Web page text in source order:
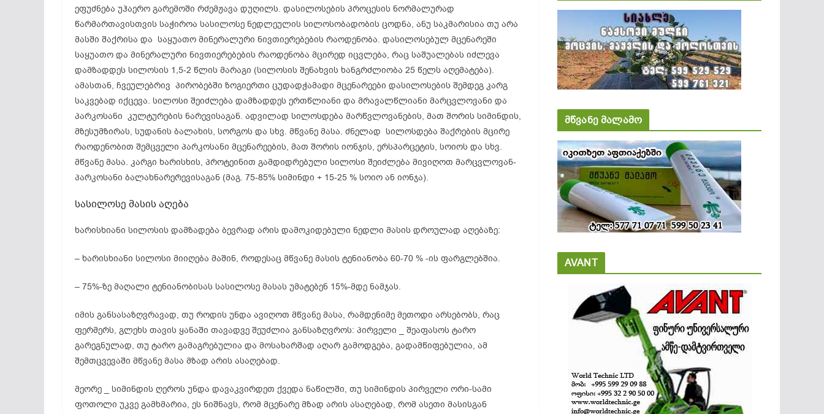
ეფუძნება უჰაერო გარემოში რძემჟავა დუღილს. დასილოსების პროცესის ნორმალურად
წარმართავისთვის საჭიროა სასილოსე ნედლეულის სილოსობადობის ცოდნა, ანუ საკმარისია თუ არა
მასში შაქრისა და საყუათო მინერალური ნივთიერებების რაოდენობა. დასილოსებულ მცენარეში
საყუათო და მინერალური ნივთიერებების რაოდენობა მცირედ იცვლება, რაც საშუალებას იძლევა
დამზადდეს სილოსის 1,5-2 წლის მარაგი (სილოსის შენახვის ხანგრძლიობა 25 წელს აღემატება).
ამასთან, ჩვეულებრივ პირობებში ზოგიერთი ცუდადჭამადი მცენარეები დასილოსების შემდეგ კარგ
საკვებად იქცევა. სილოსი შეიძლება დამზადდეს ერთწლიანი და მრავალწლიანი მარცვლოვანი და
პარკოსანი კულტურების ნარევისაგან. ადვილად სილოსდება მარწვლოვანების, მათ შორის სიმინდის,
მზესუმზირას, სუდანის ბალახის, სორგოს და სხვ. მწვანე მასა. ძნელად სილოსდება შაქრების მცირე
რაოდენობით შემცველი პარკოსანი მცენარეების, მათ შორის იონჯის, ერსპარცეტის, სოიოს და სხვ.
მწვანე მასა. კარგი ხარისხის, პროტეინით გამდიდრებული სილოსი შეიძლება მივიღოთ მარცვლოვან-
პარკოსანი ბალახნარერევისაგან (მაგ. 75-85% სიმინდი + 15-25 % სოიო ან იონჯა).
სასილოსე მასის აღება
ხარისხიანი სილოსის დამზადება ბევრად არის დამოკიდებული ნედლი მასის დროულად აღებაზე:
– ხარისხიანი სილოსი მიიღება მაშინ, როდესაც მწვანე მასის ტენიანობა 60-70 % -ის ფარგლებშია.
– 75%-ზე მაღალი ტენიანობისას სასილოსე მასას უმატებენ 15%-მდე ნამჯას.
იმის განსასაზღვრავად, თუ როდის უნდა ავიღოთ მწვანე მასა, რამდენიმე მეთოდი არსებობს, რაც
ფერმერს, გლეხს თავის ყანაში თავადვე შეუძლია განსაზღვროს: პირველი _ შეაფასოს ტარო
გარეგნულად, თუ ტარო გამაგრებულია და მოსახარშად აღარ გამოდგება, გადამწიფებულია, ამ
შემთცვევაში მწვანე მასა მზად არის ასაღებად.
მეორე _ სიმინდის ღეროს უნდა დავაკვირდეთ ქვედა ნაწილში, თუ სიმინდის პირველი ორი-სამი
ფოთოლი უკვე გამხმარია, ეს ნიშნავს, რომ მცენარე მზად არის ასაღებად, რომ ასეთი მასისგან
მწვანე მალამო
AVANT